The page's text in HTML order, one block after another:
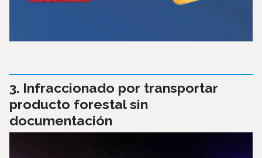
Infraccionado por transportar
producto forestal sin
documentación